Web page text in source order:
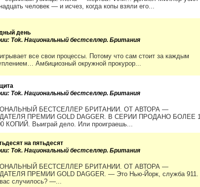
человек — и исчез, когда копы взяли его...
день
Tok. Национальный бестселлер. Британия
все свои процессы. Потому что сам стоит за каждым
Амбициозный окружной прокурор...
Tok. Национальный бестселлер. Британия
БЕСТСЕЛЛЕР БРИТАНИИ. ОТ АВТОРА —
ПРЕМИИ GOLD DAGGER. В СЕРИИ ПРОДАНО БОЛЕЕ 1
КОПИЙ. Выиграй дело. Или проиграешь...
на пятьдесят
Tok. Национальный бестселлер. Британия
БЕСТСЕЛЛЕР БРИТАНИИ. ОТ АВТОРА —
ПРЕМИИ GOLD DAGGER. — Это Нью-Йорк, служба 911.
случилось? —...